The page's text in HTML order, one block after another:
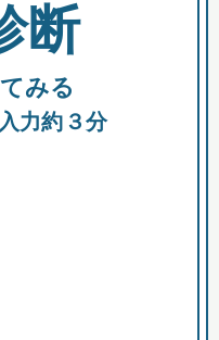
示
出資
断
みる
力約３分